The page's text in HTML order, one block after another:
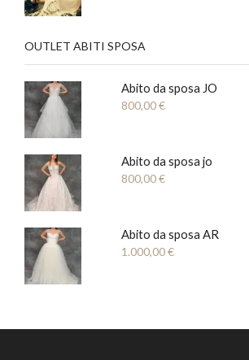
OUTLET ABITI SPOSA
Abito da sposa JO
800,00€
Abito da sposa jo
800,00€
Abito da sposa AR
1.000,00€